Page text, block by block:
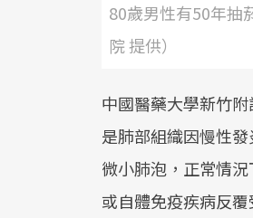
80歲男性有50年抽
院 提供）
中國醫藥大學新竹
是肺部組織因慢性
微小肺泡，正常情
或自體免疫疾病反